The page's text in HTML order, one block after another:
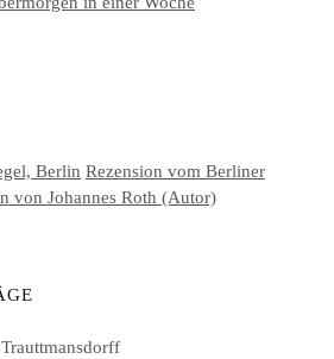
Berlin Rezension vom Berliner
von Johannes Roth (Autor)